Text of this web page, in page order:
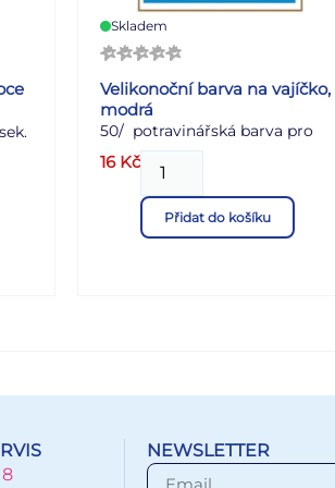
Skladem
Velikonoční barva na vajíčko,
modrá
50/ potravinářská barva pro
barvení velikonočních vajec
16 Kč
Přidat do košíku
NEWSLETTER